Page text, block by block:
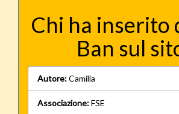
Chi ha inserito
Ban sul
Autore:Camilla
Associazione:FSE